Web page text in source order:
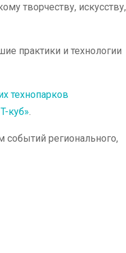
творчеству, искусству,
практики и технологии
технопарков
куб»
cобытий регионального,